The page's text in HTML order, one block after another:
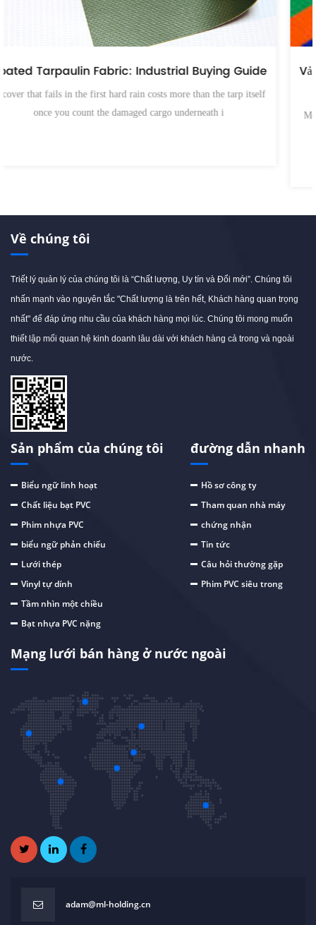
Vải bạt sọc: Hướng dẫn dành cho người mua công
nghiệp
Một tấm che hàng hóa bị rò rỉ trong trận mưa lớn đầu tiên sẽ khiến
Về chúng tôi
Triết lý quản lý của chúng tôi là “Chất lượng, Uy tín và Đổi mới”. Chúng tôi
nhấn mạnh vào nguyên tắc "Chất lượng là trên hết, Khách hàng quan trọng
nhất" để đáp ứng nhu cầu của khách hàng mọi lúc. Chúng tôi mong muốn
thiết lập mối quan hệ kinh doanh lâu dài với khách hàng cả trong và ngoài
nước.
Sản phẩm của chúng tôi
Biểu ngữ linh hoạt
Chất liệu bạt PVC
Phim nhựa PVC
biểu ngữ phản chiếu
Lưới thép
Vinyl tự dính
Tầm nhìn một chiều
Bạt nhựa PVC nặng
đường dẫn nhanh
Hồ sơ công ty
Tham quan nhà máy
chứng nhận
Tin tức
Câu hỏi thường gặp
Phim PVC siêu trong
Mạng lưới bán hàng ở nước ngoài
adam@ml-holding.cn